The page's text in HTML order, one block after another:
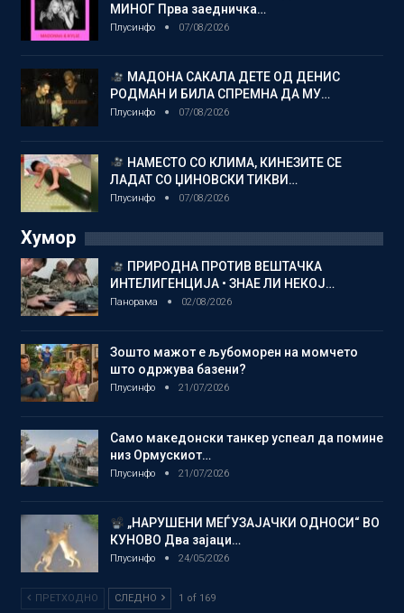
МИНОГ Прва заедничка…
Плусинфо 07/08/2026
МАДОНА САКАЛА ДЕТЕ ОД ДЕНИС
РОДМАН И БИЛА СПРЕМНА ДА МУ…
Плусинфо 07/08/2026
НАМЕСТО СО КЛИМА, КИНЕЗИТЕ СЕ
ЛАДАТ СО ЏИНОВСКИ ТИКВИ…
Плусинфо 07/08/2026
Хумор
ПРИРОДНА ПРОТИВ ВЕШТАЧКА
ИНТЕЛИГЕНЦИЈА • ЗНАЕ ЛИ НЕКОЈ…
Панорама 02/08/2026
Зошто мажот е љубоморен на момчето
што одржува базени?
Плусинфо 21/07/2026
Само македонски танкер успеал да помине
низ Ормускиот…
Плусинфо 21/07/2026
„НАРУШЕНИ МЕЃУЗАЈАЧКИ ОДНОСИ“ ВО
КУНОВО Два зајаци…
Плусинфо 24/05/2026
ПРЕТХОДНО СЛЕДНО 1 of 169